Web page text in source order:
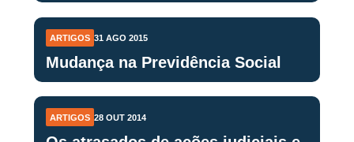
ARTIGOS 31 AGO 2015
Mudança na Previdência Social
ARTIGOS 28 OUT 2014